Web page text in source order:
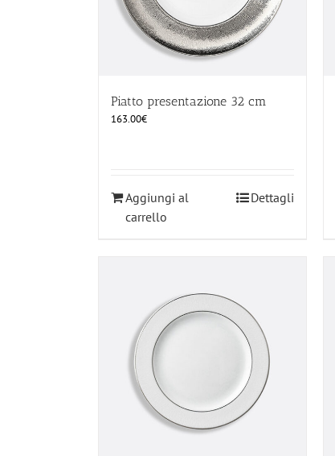
Piatto presentazione 32 cm
163.00€
Aggiungi al
carrello
Dettagli